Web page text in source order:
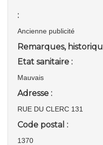
:
Ancienne publicité
Remarques,
Etat sanitaire :
Mauvais
Adresse :
RUE DU CLERC 131
Code postal :
1370